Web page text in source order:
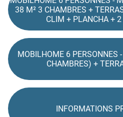
38 M² 3 CHAMBRES +
CLIM + PLANCHA +
MOBILHOME 6 PERSONNES
CHAMBRES) +
INFORMATIONS